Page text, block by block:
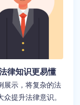
律知识更易懂
展示，将复杂的法
提升法律意识。